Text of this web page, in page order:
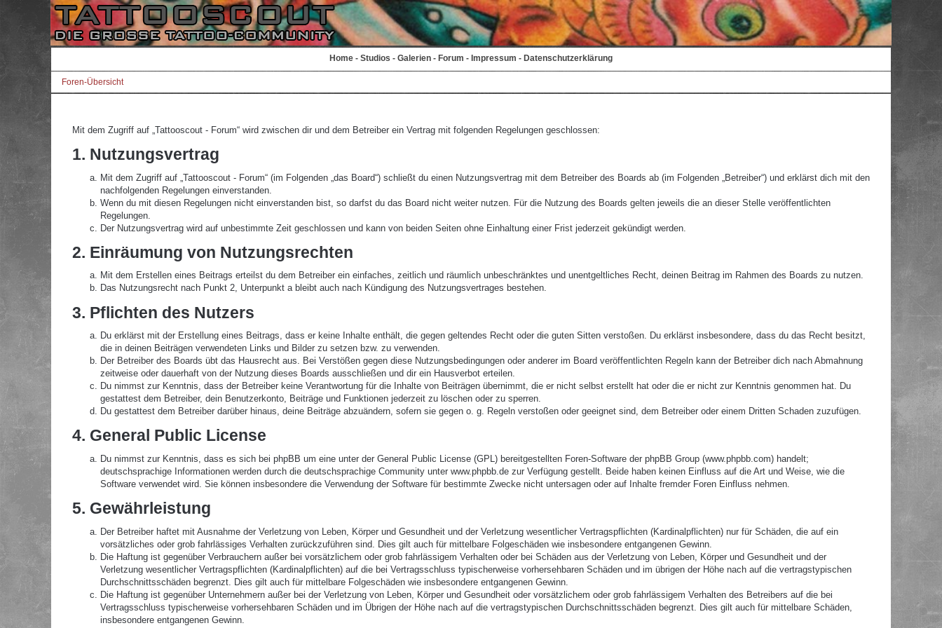
Home - Studios - Galerien - Forum - Impressum - Datenschutzerklärung
Foren-Übersicht
Mit dem Zugriff auf „Tattooscout - Forum“ wird zwischen dir und dem Betreiber ein Vertrag mit folgenden Regelungen geschlossen:
1. Nutzungsvertrag
Mit dem Zugriff auf „Tattooscout - Forum“ (im Folgenden „das Board“) schließt du einen Nutzungsvertrag mit dem Betreiber des Boards ab (im Folgenden „Betreiber“) und erklärst dich mit den
nachfolgenden Regelungen einverstanden.
Wenn du mit diesen Regelungen nicht einverstanden bist, so darfst du das Board nicht weiter nutzen. Für die Nutzung des Boards gelten jeweils die an dieser Stelle veröffentlichten
Regelungen.
Der Nutzungsvertrag wird auf unbestimmte Zeit geschlossen und kann von beiden Seiten ohne Einhaltung einer Frist jederzeit gekündigt werden.
2. Einräumung von Nutzungsrechten
Mit dem Erstellen eines Beitrags erteilst du dem Betreiber ein einfaches, zeitlich und räumlich unbeschränktes und unentgeltliches Recht, deinen Beitrag im Rahmen des Boards zu nutzen.
Das Nutzungsrecht nach Punkt 2, Unterpunkt a bleibt auch nach Kündigung des Nutzungsvertrages bestehen.
3. Pflichten des Nutzers
Du erklärst mit der Erstellung eines Beitrags, dass er keine Inhalte enthält, die gegen geltendes Recht oder die guten Sitten verstoßen. Du erklärst insbesondere, dass du das Recht besitzt,
die in deinen Beiträgen verwendeten Links und Bilder zu setzen bzw. zu verwenden.
Der Betreiber des Boards übt das Hausrecht aus. Bei Verstößen gegen diese Nutzungsbedingungen oder anderer im Board veröffentlichten Regeln kann der Betreiber dich nach Abmahnung
zeitweise oder dauerhaft von der Nutzung dieses Boards ausschließen und dir ein Hausverbot erteilen.
Du nimmst zur Kenntnis, dass der Betreiber keine Verantwortung für die Inhalte von Beiträgen übernimmt, die er nicht selbst erstellt hat oder die er nicht zur Kenntnis genommen hat. Du
gestattest dem Betreiber, dein Benutzerkonto, Beiträge und Funktionen jederzeit zu löschen oder zu sperren.
Du gestattest dem Betreiber darüber hinaus, deine Beiträge abzuändern, sofern sie gegen o. g. Regeln verstoßen oder geeignet sind, dem Betreiber oder einem Dritten Schaden zuzufügen.
4. General Public License
Du nimmst zur Kenntnis, dass es sich bei phpBB um eine unter der General Public License (GPL) bereitgestellten Foren-Software der phpBB Group (www.phpbb.com) handelt;
deutschsprachige Informationen werden durch die deutschsprachige Community unter www.phpbb.de zur Verfügung gestellt. Beide haben keinen Einfluss auf die Art und Weise, wie die
Software verwendet wird. Sie können insbesondere die Verwendung der Software für bestimmte Zwecke nicht untersagen oder auf Inhalte fremder Foren Einfluss nehmen.
5. Gewährleistung
Der Betreiber haftet mit Ausnahme der Verletzung von Leben, Körper und Gesundheit und der Verletzung wesentlicher Vertragspflichten (Kardinalpflichten) nur für Schäden, die auf ein
vorsätzliches oder grob fahrlässiges Verhalten zurückzuführen sind. Dies gilt auch für mittelbare Folgeschäden wie insbesondere entgangenen Gewinn.
Die Haftung ist gegenüber Verbrauchern außer bei vorsätzlichem oder grob fahrlässigem Verhalten oder bei Schäden aus der Verletzung von Leben, Körper und Gesundheit und der
Verletzung wesentlicher Vertragspflichten (Kardinalpflichten) auf die bei Vertragsschluss typischerweise vorhersehbaren Schäden und im übrigen der Höhe nach auf die vertragstypischen
Durchschnittsschäden begrenzt. Dies gilt auch für mittelbare Folgeschäden wie insbesondere entgangenen Gewinn.
Die Haftung ist gegenüber Unternehmern außer bei der Verletzung von Leben, Körper und Gesundheit oder vorsätzlichem oder grob fahrlässigem Verhalten des Betreibers auf die bei
Vertragsschluss typischerweise vorhersehbaren Schäden und im Übrigen der Höhe nach auf die vertragstypischen Durchschnittsschäden begrenzt. Dies gilt auch für mittelbare Schäden,
insbesondere entgangenen Gewinn.